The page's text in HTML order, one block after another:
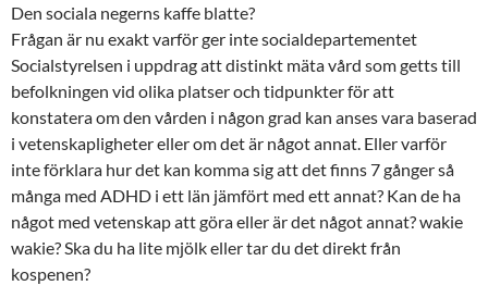
Den sociala negerns kaffe blatte?
Frågan är nu exakt varför ger inte socialdepartementet
Socialstyrelsen i uppdrag att distinkt mäta vård som getts till
befolkningen vid olika platser och tidpunkter för att
konstatera om den vården i någon grad kan anses vara baserad
i vetenskapligheter eller om det är något annat. Eller varför
inte förklara hur det kan komma sig att det finns 7 gånger så
många med ADHD i ett län jämfört med ett annat? Kan de ha
något med vetenskap att göra eller är det något annat? wakie
wakie? Ska du ha lite mjölk eller tar du det direkt från
kospenen?